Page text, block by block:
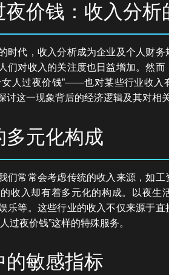
夜价钱：收入分析
时代，收入分析成为企业及个人财
们对收入的关注度也日益增加。然
人过夜价钱”——也对某些行业收入
讨这一现象背后的经济逻辑及其对相
多元化构成
们常常会考虑传统的收入来源，如
收入却有着多元化的构成。以夜生
乐等。这些行业的收入不仅来源于
过夜价钱”这样的特殊服务。
的敏感指标